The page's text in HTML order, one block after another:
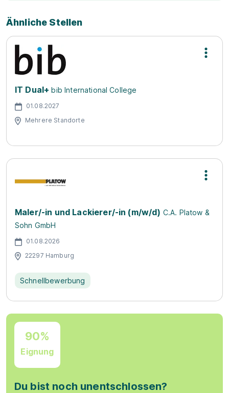
Ähnliche Stellen
IT Dual+ bib International College
01.08.2027
Mehrere Standorte
Maler/-in und Lackierer/-in (m/w/d) C.A. Platow &
Sohn GmbH
01.08.2026
22297 Hamburg
Schnellbewerbung
90%
Eignung
Du bist noch unentschlossen?